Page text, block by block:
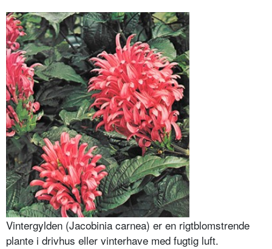
Vintergylden (Jacobinia carnea) er en rigtblomstrende
plante i drivhus eller vinterhave med fugtig luft.